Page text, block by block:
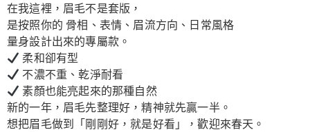
在我這裡，眉毛不是套版，
是按照你的 骨相、表情、眉流方向、日常風格
量身設計出來的專屬款。
柔和卻有型
不濃不重、乾淨耐看
素顏也能亮起來的那種自然
新的一年，眉毛先整理好，精神就先贏一半。
想把眉毛做到「剛剛好，就是好看」，歡迎來春天。